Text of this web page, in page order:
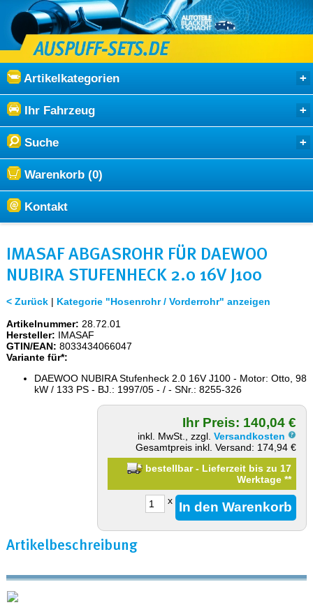
Artikelkategorien
Ihr Fahrzeug
Suche
Warenkorb (0)
Kontakt
IMASAF ABGASROHR FÜR DAEWOO
NUBIRA STUFENHECK 2.0 16V J100
< Zurück| Kategorie "Hosenrohr / Vorderrohr" anzeigen
Artikelnummer: 28.72.01
Hersteller: IMASAF
GTIN/EAN: 8033434066047
Variante für*:
DAEWOO NUBIRA Stufenheck 2.0 16V J100 - Motor: Otto, 98
kW / 133 PS - BJ.: 1997/05 - / - SNr.: 8255-326
Ihr Preis: 140,04 €
inkl. MwSt., zzgl.Versandkosten
Gesamtpreis inkl. Versand: 174,94 €
bestellbar - Lieferzeit bis zu 17
Werktage**
x
Artikelbeschreibung